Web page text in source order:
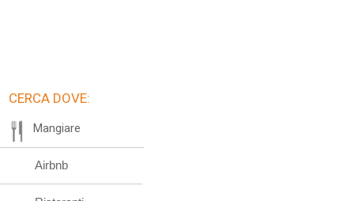
CERCA DOVE:
Mangiare
Airbnb